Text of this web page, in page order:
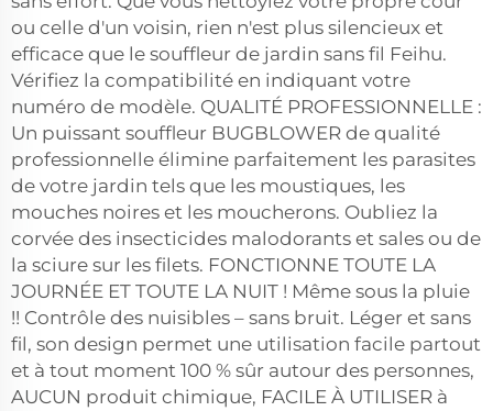
ou celle d'un voisin, rien n'est plus silencieux et
efficace que le souffleur de jardin sans fil Feihu.
Vérifiez la compatibilité en indiquant votre
numéro de modèle. QUALITÉ PROFESSIONNELLE :
Un puissant souffleur BUGBLOWER de qualité
professionnelle élimine parfaitement les parasites
de votre jardin tels que les moustiques, les
mouches noires et les moucherons. Oubliez la
corvée des insecticides malodorants et sales ou de
la sciure sur les filets. FONCTIONNE TOUTE LA
JOURNÉE ET TOUTE LA NUIT ! Même sous la pluie
!! Contrôle des nuisibles – sans bruit. Léger et sans
fil, son design permet une utilisation facile partout
et à tout moment 100 % sûr autour des personnes,
AUCUN produit chimique, FACILE À UTILISER à